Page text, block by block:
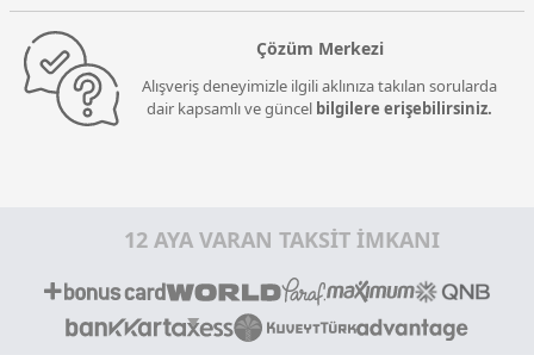
Çözüm Merkezi
Alışveriş deneyimizle ilgili aklınıza takılan sorularda
dair kapsamlı ve güncel bilgilere erişebilirsiniz.
12 AYA VARAN TAKSİT İMKANI